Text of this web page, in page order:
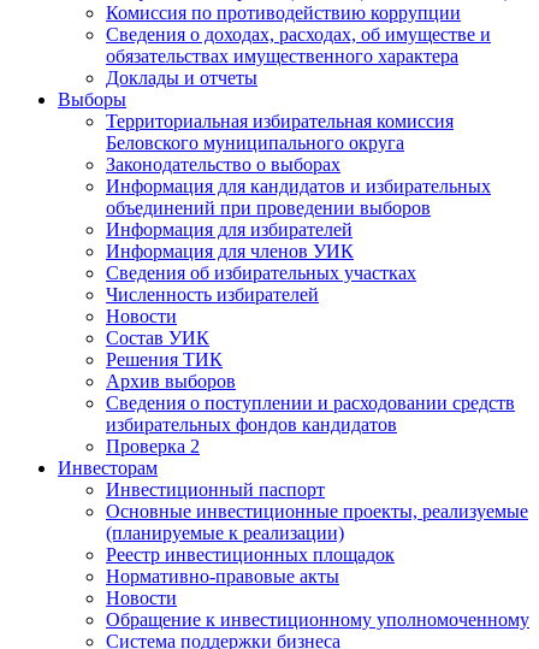
Комиссия по противодействию коррупции
Сведения о доходах, расходах, об имуществе и
обязательствах имущественного характера
Доклады и отчеты
Выборы
Территориальная избирательная комиссия
Беловского муниципального округа
Законодательство о выборах
Информация для кандидатов и избирательных
объединений при проведении выборов
Информация для избирателей
Информация для членов УИК
Сведения об избирательных участках
Численность избирателей
Новости
Состав УИК
Решения ТИК
Архив выборов
Сведения о поступлении и расходовании средств
избирательных фондов кандидатов
Проверка 2
Инвесторам
Инвестиционный паспорт
Основные инвестиционные проекты, реализуемые
(планируемые к реализации)
Реестр инвестиционных площадок
Нормативно-правовые акты
Новости
Обращение к инвестиционному уполномоченному
Система поддержки бизнеса